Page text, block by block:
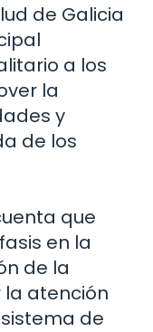
de Galicia
a los
la
y
de los
que
en la
de la
la atención
de